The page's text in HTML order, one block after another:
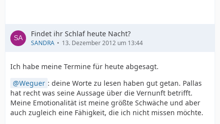
Findet ihr Schlaf heute Nacht?
SANDRA 13. Dezember 2012 um 13:44
Ich habe meine Termine für heute abgesagt.
Weguer : deine Worte zu lesen haben gut getan. Pallas
hat recht was seine Aussage über die Vernunft betrifft.
Meine Emotionalität ist meine größte Schwäche und aber
auch zugleich eine Fähigkeit, die ich nicht missen möchte.